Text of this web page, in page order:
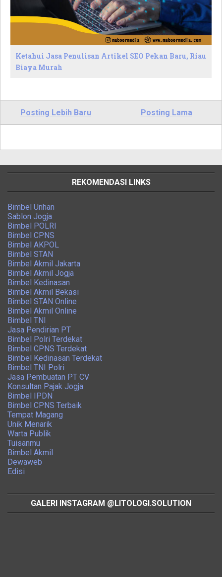
Ketahui Jasa Penulisan Artikel SEO Pekan Baru, Riau
Biaya Murah
Posting Lebih Baru Posting Lama
REKOMENDASI LINKS
Bimbel Unhan
Sablon Jogja
Bimbel POLRI
Bimbel CPNS
Bimbel AKPOL
Bimbel STAN
Bimbel Akmil Jakarta
Bimbel Akmil Jogja
Bimbel Kedinasan
Bimbel Akmil Bekasi
Bimbel STAN Online
Bimbel Akmil Online
Bimbel TNI
Jasa Pendirian PT
Bimbel Polri Terdekat
Bimbel CPNS Terdekat
Bimbel Kedinasan Terdekat
Bimbel TNI Polri
Jasa Pembuatan PT CV
Konsultan Pajak Jogja
Bimbel IPDN
Bimbel CPNS Terbaik
Tempat Magang
Unik Menarik
Warta Publik
Tuisanmu
Bimbel Akmil
Dewaweb
Edisi
GALERI INSTAGRAM @LITOLOGI.SOLUTION